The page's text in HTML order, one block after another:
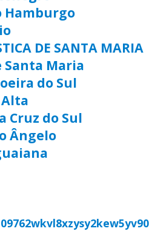
Hamburgo
DE SANTA MARIA
Maria
do Sul
Alta
Cruz do Sul
Ângelo